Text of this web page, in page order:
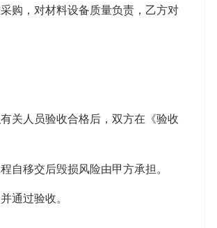
，对材料设备质量负责，乙方对
人员验收合格后，双方在《验收
移交后毁损风险由甲方承担。
通过验收。